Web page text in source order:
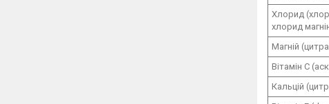
Хлорид
хлорид
Магній
Вітамін C
Кальцій